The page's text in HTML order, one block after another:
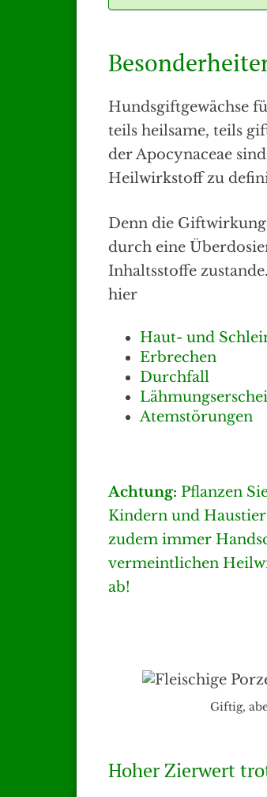
Hundsgiftgewächse
teils heilsame, teils
der Apocynaceae
Heilwirkstoff zu
Denn die
durch eine
Inhaltsstoffe
hier
Haut- und
Erbrechen
Durchfall
Atemstörungen
Achtung: Pflanzen
Kindern und
zudem immer
vermeintlichen
ab!
Giftig,
Hoher Zierwert